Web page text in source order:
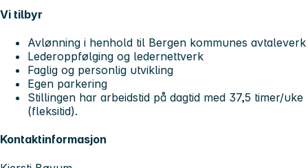
Vi tilbyr
Avlønning i henhold til Bergen kommunes avtaleverk
Lederoppfølging og ledernettverk
Faglig og personlig utvikling
Egen parkering
Stillingen har arbeidstid på dagtid med 37,5 timer/uke
(fleksitid).
Kontaktinformasjon